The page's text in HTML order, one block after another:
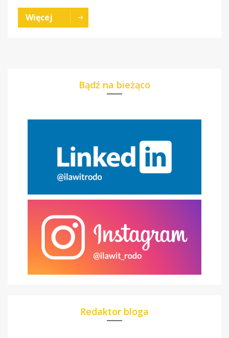
Więcej
Bądź na bieżąco
Redaktor bloga